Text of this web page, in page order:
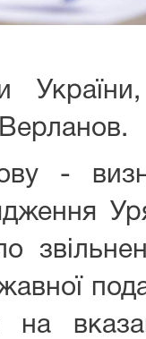
-
на